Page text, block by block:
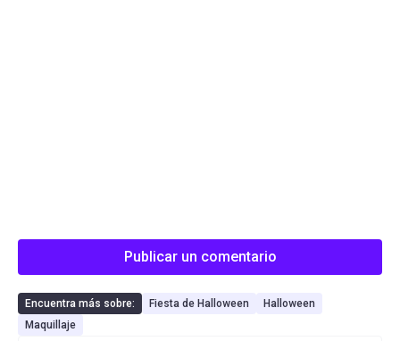
Publicar un comentario
Encuentra más sobre: Fiesta de Halloween
Halloween
Maquillaje